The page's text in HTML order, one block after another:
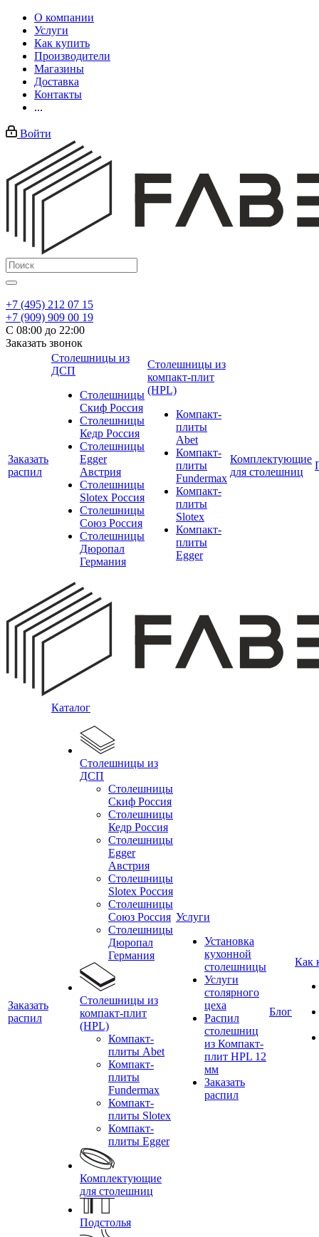
О компании
Услуги
Как купить
Производители
Магазины
Доставка
Контакты
...
Войти
+7 (495) 212 07 15
+7 (909) 909 00 19
С 08:00 до 22:00
Заказать звонок
Заказать
распил
Столешницы из
ДСП
Столешницы
Скиф Россия
Столешницы
Кедр Россия
Столешницы
Egger
Австрия
Столешницы
Slotex Россия
Столешницы
Союз Россия
Столешницы
Дюропал
Германия
Столешницы из
компакт-плит
(HPL)
Компакт-
плиты
Abet
Компакт-
плиты
Fundermax
Компакт-
плиты
Slotex
Компакт-
плиты
Egger
Комплектующие
для столешниц
Заказать
распил
Каталог
Столешницы из
ДСП
Столешницы
Скиф Россия
Столешницы
Кедр Россия
Столешницы
Egger
Австрия
Столешницы
Slotex Россия
Столешницы
Союз Россия
Столешницы
Дюропал
Германия
Столешницы из
компакт-плит
(HPL)
Компакт-
плиты Abet
Компакт-
плиты
Fundermax
Компакт-
плиты Slotex
Компакт-
плиты Egger
Комплектующие
для столешниц
Подстолья
Услуги
Установка
кухонной
столешницы
Услуги
столярного
цеха
Распил
столешниц
из Компакт-
плит HPL 12
мм
Заказать
распил
Блог
Как